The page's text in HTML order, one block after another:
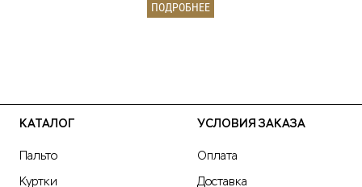
ПОДРОБНЕЕ
КАТАЛОГ
Пальто
Куртки
УСЛОВИЯ ЗАКАЗА
Оплата
Доставка